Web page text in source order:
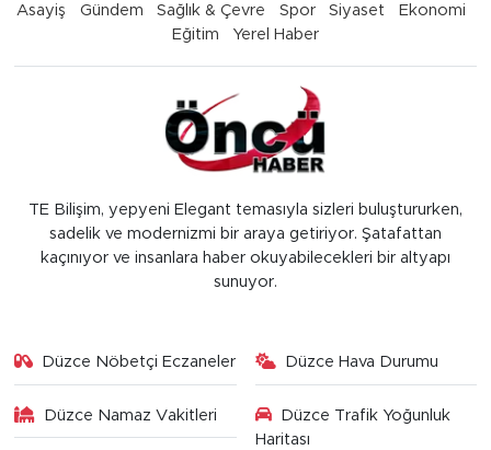
Asayiş Gündem Sağlık & Çevre Spor Siyaset
Ekonomi
Eğitim
Yerel Haber
TE Bilişim, yepyeni Elegant temasıyla sizleri buluştururken,
sadelik ve modernizmi bir araya getiriyor. Şatafattan
kaçınıyor ve insanlara haber okuyabilecekleri bir altyapı
sunuyor.
Düzce Nöbetçi Eczaneler Düzce Hava Durumu
Düzce Namaz Vakitleri
Düzce Trafik Yoğunluk
Haritası